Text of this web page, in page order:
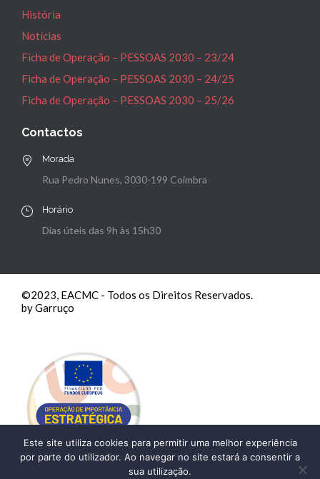
História
Notícias
Ficha de Operação – PESSOAS 2030 – 23/24
Ficha de Operação – PESSOAS 2030 – 24/25
Ficha de Operação – PESSOAS 2030 – 25/26
Contactos
Morada
Rua Pedro Nunes, 3030-199 Coimbra
Horário
Dias úteis das 9h às 15h30
©2023, EACMC - Todos os Direitos Reservados.
by Garruço
Este site utiliza cookies para permitir uma melhor experiência
por parte do utilizador. Ao navegar no site estará a consentir a
sua utilização.